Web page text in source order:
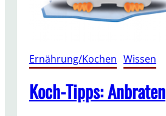
Ernährung/Kochen Wissen
Koch-Tipps: Anbraten